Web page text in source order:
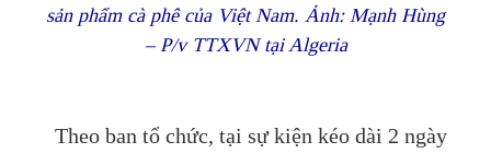
sản phẩm cà phê của Việt Nam. Ảnh: Mạnh Hùng
– P/v TTXVN tại Algeria
Theo ban tổ chức, tại sự kiện kéo dài 2 ngày